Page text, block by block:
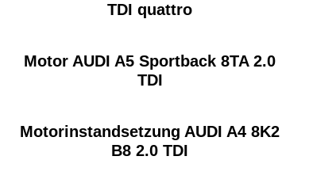
TDI quattro
Motor AUDI A5 Sportback 8TA 2.0
TDI
Motorinstandsetzung AUDI A4 8K2
B8 2.0 TDI